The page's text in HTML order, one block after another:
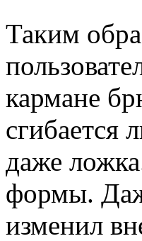
Таким
кармане
сгибается
даже
формы.
изменил